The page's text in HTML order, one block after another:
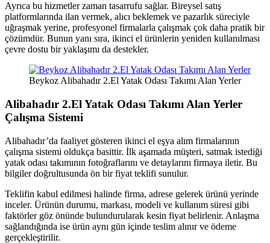
Ayrıca bu hizmetler zaman tasarrufu sağlar. Bireysel satış
platformlarında ilan vermek, alıcı beklemek ve pazarlık süreciyle
uğraşmak yerine, profesyonel firmalarla çalışmak çok daha pratik bir
çözümdür. Bunun yanı sıra, ikinci el ürünlerin yeniden kullanılması
çevre dostu bir yaklaşımı da destekler.
Beykoz Alibahadır 2.El Yatak Odası Takımı Alan Yerler
Alibahadır 2.El Yatak Odası Takımı Alan Yerler
Çalışma Sistemi
Alibahadır’da faaliyet gösteren ikinci el eşya alım firmalarının
çalışma sistemi oldukça basittir. İlk aşamada müşteri, satmak istediği
yatak odası takımının fotoğraflarını ve detaylarını firmaya iletir. Bu
bilgiler doğrultusunda ön bir fiyat teklifi sunulur.
Teklifin kabul edilmesi halinde firma, adrese gelerek ürünü yerinde
inceler. Ürünün durumu, markası, modeli ve kullanım süresi gibi
faktörler göz önünde bulundurularak kesin fiyat belirlenir. Anlaşma
sağlandığında ise ürün aynı gün içinde teslim alınır ve ödeme
gerçekleştirilir.